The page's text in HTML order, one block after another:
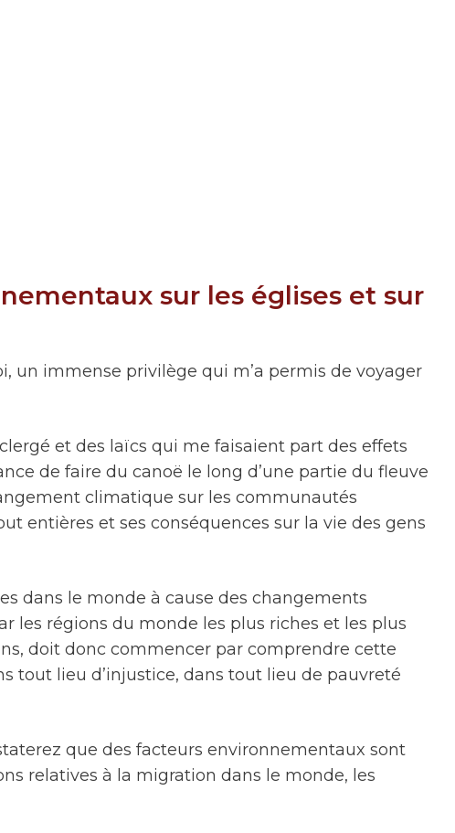
sur les églises et sur
un immense privilège qui m’a permis de voyager
et des laïcs qui me faisaient part des effets
de faire du canoë le long d’une partie du fleuve
climatique sur les communautés
entières et ses conséquences sur la vie des gens
dans le monde à cause des changements
les régions du monde les plus riches et les plus
doit donc commencer par comprendre cette
tout lieu d’injustice, dans tout lieu de pauvreté
que des facteurs environnementaux sont
relatives à la migration dans le monde, les